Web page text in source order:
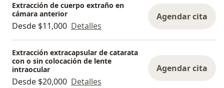
Extracción de cuerpo extraño en
cámara anterior
Desde $11,000 Detalles
Agendar cita
Extracción extracapsular de catarata
con o sin colocación de lente
intraocular
Desde $20,000 Detalles
Agendar cita